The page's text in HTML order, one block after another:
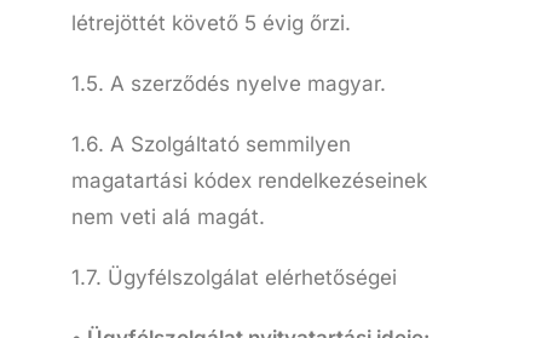
létrejöttét követő 5 évig őrzi.
1.5. A szerződés nyelve magyar.
1.6. A Szolgáltató semmilyen
magatartási kódex rendelkezéseinek
nem veti alá magát.
1.7. Ügyfélszolgálat elérhetőségei